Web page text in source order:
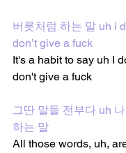
버릇처럼 하는 말 uh i
don’t give a fuck
It's a habit to say uh I
don't give a fuck
그딴 말들 전부다 uh
하는 말
All those words, uh,